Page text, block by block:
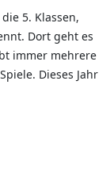
5. Klassen,
Dort geht es
immer mehrere
Dieses Jahr